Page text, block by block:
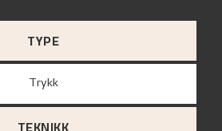
TYPE
Trykk